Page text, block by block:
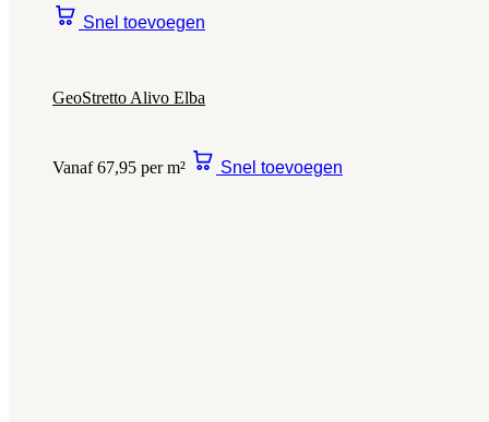
Snel toevoegen
GeoStretto Alivo Elba
Vanaf 67,95 per m² Snel toevoegen